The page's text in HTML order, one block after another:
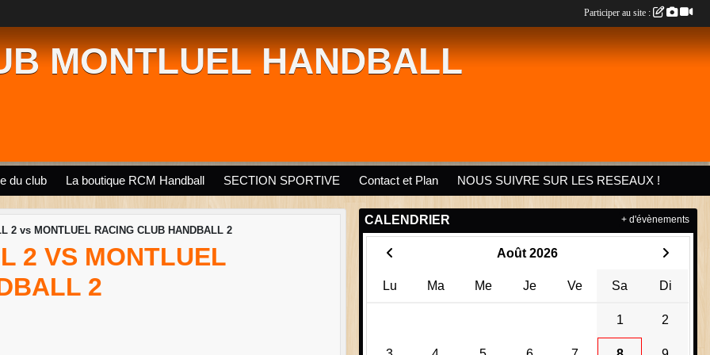
MONTLUEL HANDBALL
du club La boutique RCM Handball SECTION SPORTIVE Contact et Plan NOUS SUIVRE SUR LES RESEAUX !
2 vs MONTLUEL RACING CLUB HANDBALL 2
2 VS MONTLUEL
2
CALENDRIER
Août 2026
Lu Ma Me Je Ve Sa Di
1 2
+ d'évènements
Participer au site :